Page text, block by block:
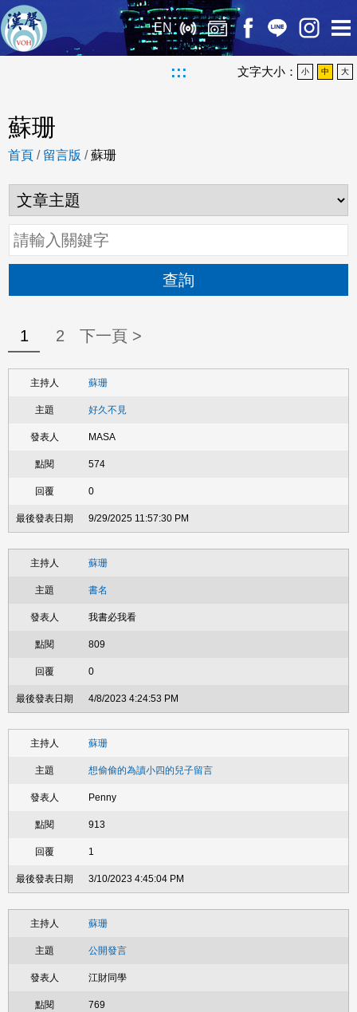
EN
::: 文字大小： 小 中 大
蘇珊
首頁 / 留言版 /蘇珊
查詢
1 2 下一頁 >
蘇珊
好久不見
MASA
574
0
9/29/2025 11:57:30 PM
蘇珊
書名
我書必我看
809
0
4/8/2023 4:24:53 PM
蘇珊
想偷偷的為讀小四的兒子留言
Penny
913
1
3/10/2023 4:45:04 PM
蘇珊
公開發言
江財同學
769